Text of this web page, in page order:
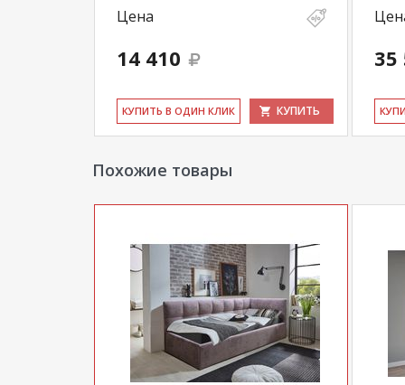
Цена
14 410
КУ­ПИТЬ В ОДИН КЛИК КУПИТЬ
35
Похожие товары